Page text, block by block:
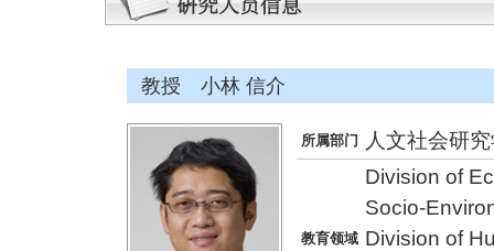
教授 小林 信介
所属部门 人文社会研
教育领域
Division of
Socio-
Division of